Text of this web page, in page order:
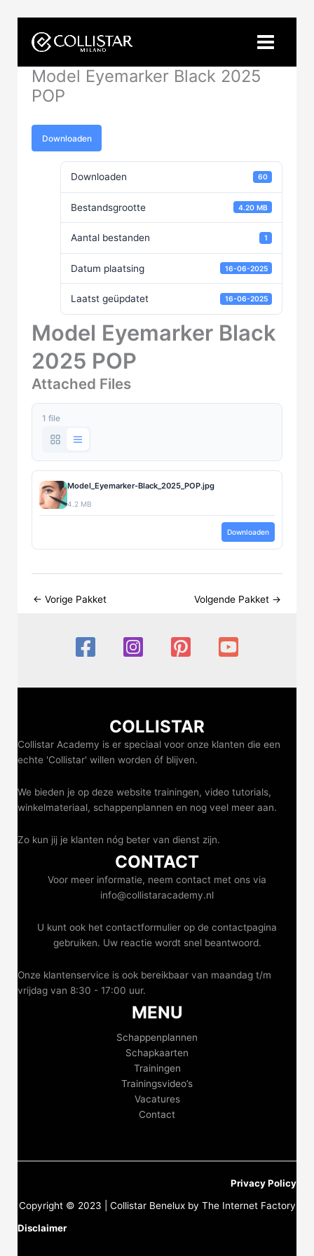
naar
inhoudModel Eyemarker Black 2025
POP
Downloaden
Downloaden 60
Bestandsgrootte 4.20 MB
Aantal bestanden 1
Datum plaatsing 16-06-2025
Laatst geüpdatet 16-06-2025
Model Eyemarker Black
2025 POP
Attached Files
1 file
Model_Eyemarker-Black_2025_POP.jpg
4.2 MB
Downloaden
← Vorige Pakket Volgende Pakket →
COLLISTAR
Collistar Academy is er speciaal voor onze klanten die een
echte 'Collistar' willen worden óf blijven.
We bieden je op deze website trainingen, video tutorials,
winkelmateriaal, schappenplannen en nog veel meer aan.
Zo kun jij je klanten nóg beter van dienst zijn.
CONTACT
Voor meer informatie, neem contact met ons via
info@collistaracademy.nl
U kunt ook het contactformulier op de contactpagina
gebruiken. Uw reactie wordt snel beantwoord.
Onze klantenservice is ook bereikbaar van maandag t/m
vrijdag van 8:30 - 17:00 uur.
MENU
Schappenplannen
Schapkaarten
Trainingen
Trainingsvideo’s
Vacatures
Contact
Privacy Policy
Copyright © 2023 | Collistar Benelux by The Internet Factory
Disclaimer